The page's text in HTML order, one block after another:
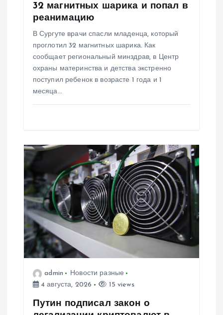
32 магнитных шарика и попал в
реанимацию
В Сургуте врачи спасли младенца, который
проглотил 32 магнитных шарика. Как
сообщает региональный минздрав, в Центр
охраны материнства и детства экстренно
поступил ребенок в возрасте 1 года и 1
месяца…
admin
Новости разные
4 августа, 2026
15 views
Путин подписал закон о